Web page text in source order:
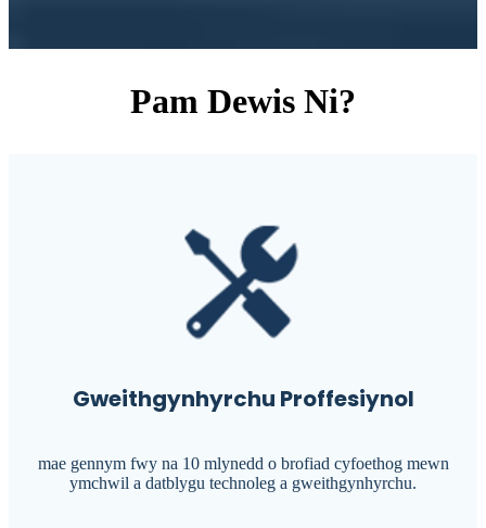
Pam Dewis Ni?
Gweithgynhyrchu Proffesiynol
mae gennym fwy na 10 mlynedd o brofiad cyfoethog mewn
ymchwil a datblygu technoleg a gweithgynhyrchu.